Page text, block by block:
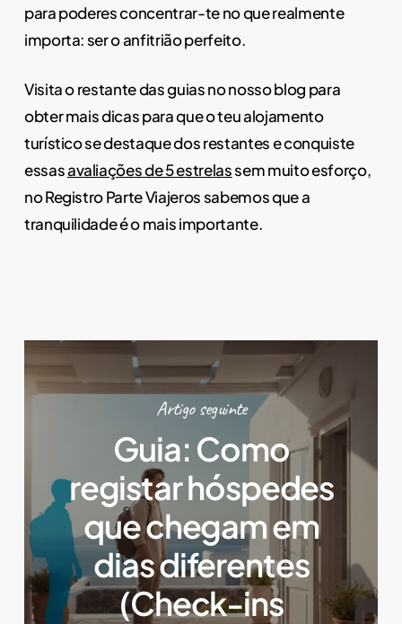
para poderes concentrar-te no que realmente
importa: ser o anfitrião perfeito.
Visita o restante das guias no nosso blog para
obter mais dicas para que o teu alojamento
turístico se destaque dos restantes e conquiste
essasavaliações de 5 estrelassem muito esforço,
no Registro Parte Viajeros sabemos que a
tranquilidade é o mais importante.
Artigo seguinte
Guia: Como
registar hóspedes
que chegam em
dias diferentes
(Check-ins